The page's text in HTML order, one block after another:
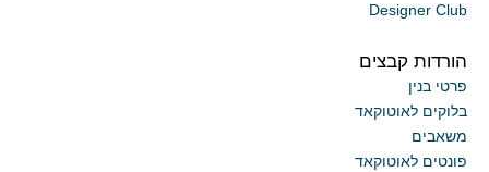
Designer Club
הורדות קבצים
פרטי בנין
בלוקים לאוטוקאד
משאבים
פונטים לאוטוקאד